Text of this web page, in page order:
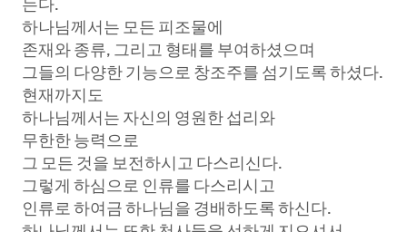
는다.
하나님께서는 모든 피조물에
존재와 종류, 그리고 형태를 부여하셨으며
그들의 다양한 기능으로 창조주를 섬기도록 하셨다.
현재까지도
하나님께서는 자신의 영원한 섭리와
무한한 능력으로
그 모든 것을 보전하시고 다스리신다.
그렇게 하심으로 인류를 다스리시고
인류로 하여금 하나님을 경배하도록 하신다.